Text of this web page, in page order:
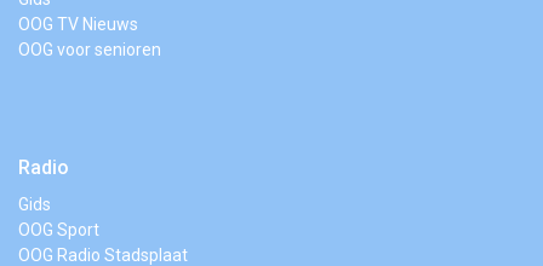
OOG TV Nieuws
OOG voor senioren
Radio
Gids
OOG Sport
OOG Radio Stadsplaat